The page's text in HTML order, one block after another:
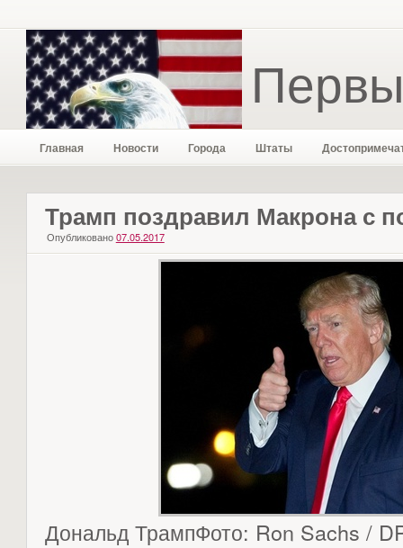
Главная Новости Города Штаты
Трамп поздравил Макрона с
Опубликовано 07.05.2017
Дональд ТрампФото: Ron Sachs /